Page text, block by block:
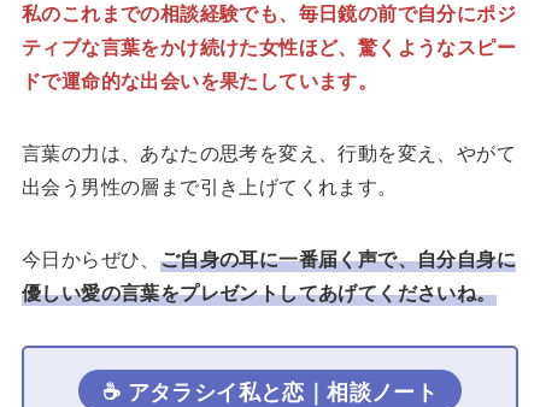
私のこれまでの相談経験でも、毎日鏡の前で自分にポジ
ティブな言葉をかけ続けた女性ほど、驚くようなスピー
ドで運命的な出会いを果たしています。
言葉の力は、あなたの思考を変え、行動を変え、やがて
出会う男性の層まで引き上げてくれます。
今日からぜひ、 ご自身の耳に一番届く声で、自分自身に
優しい愛の言葉をプレゼントしてあげてくださいね。
☕ アタラシイ私と恋｜相談ノート